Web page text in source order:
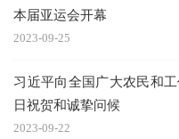
本届亚运会开幕
2023-09-25
习近平向全国广大农民和
日祝贺和诚挚问候
2023-09-22